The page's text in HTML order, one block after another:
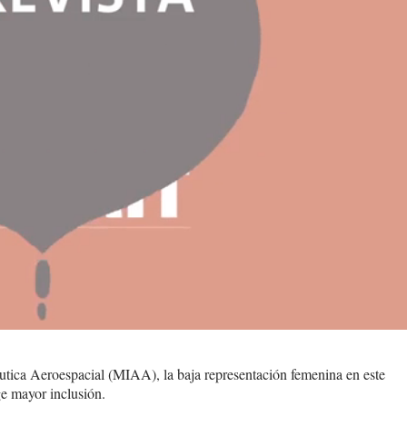
Aeroespacial (MIAA), la baja representación femenina en este
mayor inclusión.